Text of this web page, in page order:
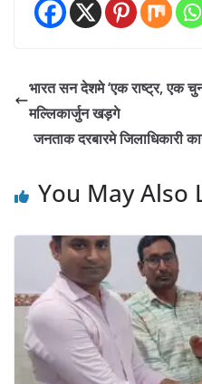
भारत सन देशमे ‘एक राष्ट्र, एक
मल्लिकार्जुन खड़गे
जनताक दरबारमे जिलाधिकारी
You May Also